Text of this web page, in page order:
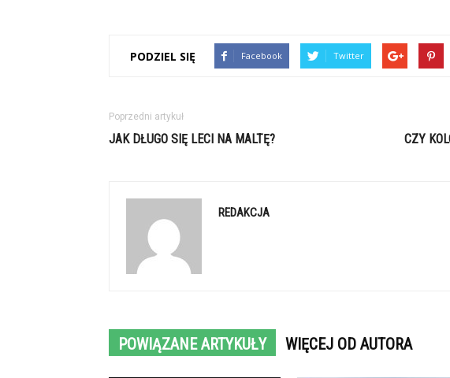
PODZIEL SIĘ Facebook Twitter
Poprzedni artykuł
JAK DŁUGO SIĘ LECI NA MALTĘ? CZY
REDAKCJA
POWIĄZANE ARTYKUŁY WIĘCEJ OD AUTORA